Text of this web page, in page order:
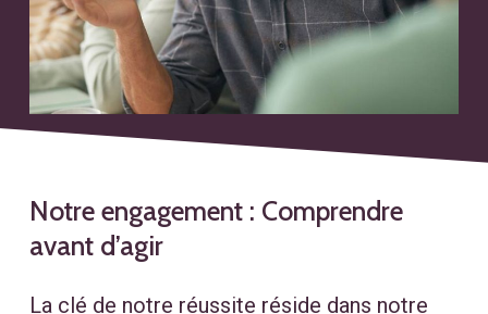
Notre engagement : Comprendre
avant d’agir
La clé de notre réussite réside dans notre